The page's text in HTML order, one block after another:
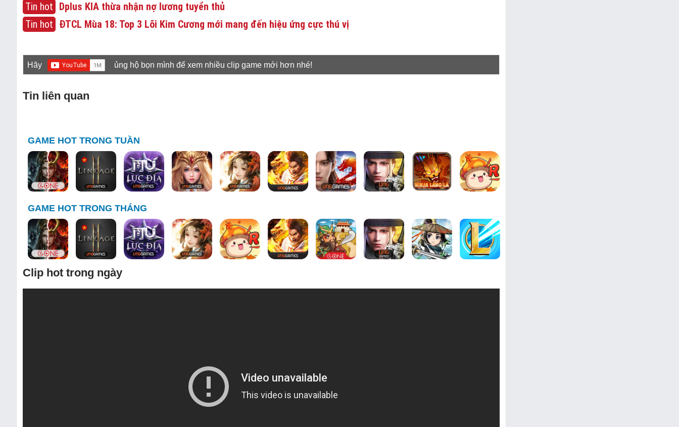
Tin hot Dplus KIA thừa nhận nợ lương tuyển thủ
Tin hot ĐTCL Mùa 18: Top 3 Lõi Kim Cương mới mang đến hiệu ứng cực thú vị
Hãy ủng hộ bọn mình để xem nhiều clip game mới hơn nhé!
Tin liên quan
GAME HOT TRONG TUẦN
GAME HOT TRONG THÁNG
Clip hot trong ngày